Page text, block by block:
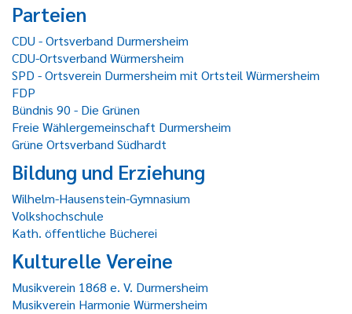
Parteien
CDU - Ortsverband Durmersheim
CDU-Ortsverband Würmersheim
SPD - Ortsverein Durmersheim mit Ortsteil Würmersheim
FDP
Bündnis 90 - Die Grünen
Freie Wählergemeinschaft Durmersheim
Grüne Ortsverband Südhardt
Bildung und Erziehung
Wilhelm-Hausenstein-Gymnasium
Volkshochschule
Kath. öffentliche Bücherei
Kulturelle Vereine
Musikverein 1868 e. V. Durmersheim
Musikverein Harmonie Würmersheim